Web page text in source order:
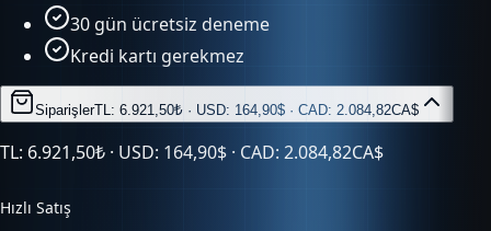
30 gün ücretsiz deneme
Kredi kartı gerekmez
SiparişlerTL: 6.921,50₺ · USD: 164,90$ · CAD: 2.084,82CA$
TL: 6.921,50₺ · USD: 164,90$ · CAD: 2.084,82CA$
Hızlı Satış